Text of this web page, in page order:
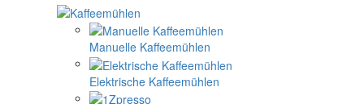
Manuelle Kaffeemühlen
Elektrische Kaffeemühlen